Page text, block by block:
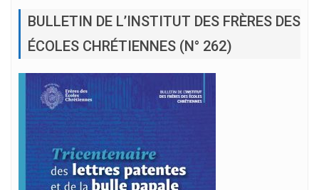
BULLETIN DE L’INSTITUT DES FRÈRES DES
ÉCOLES CHRÉTIENNES (N° 262)